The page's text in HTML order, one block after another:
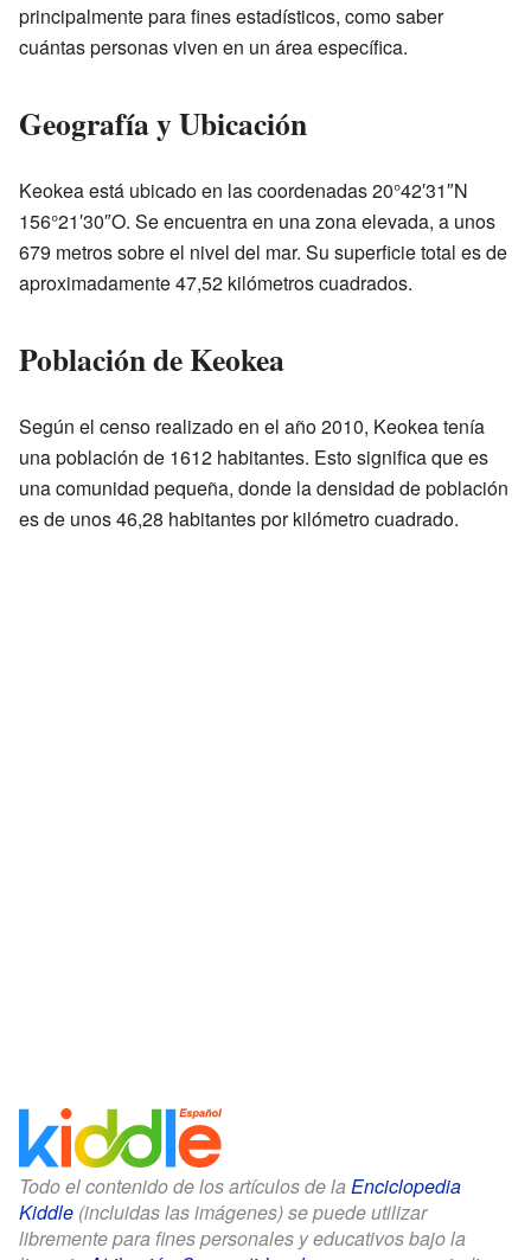
principalmente para fines estadísticos, como saber
cuántas personas viven en un área específica.
Geografía y Ubicación
Keokea está ubicado en las coordenadas 20°42′31″N
156°21′30″O. Se encuentra en una zona elevada, a unos
679 metros sobre el nivel del mar. Su superficie total es de
aproximadamente 47,52 kilómetros cuadrados.
Población de Keokea
Según el censo realizado en el año 2010, Keokea tenía
una población de 1612 habitantes. Esto significa que es
una comunidad pequeña, donde la densidad de población
es de unos 46,28 habitantes por kilómetro cuadrado.
Todo el contenido de los artículos de la Enciclopedia
Kiddle (incluidas las imágenes) se puede utilizar
libremente para fines personales y educativos bajo la